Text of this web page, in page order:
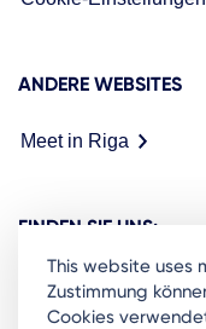
ANDERE WEBSITES
Meet in Riga
FINDEN SIE UNS:
This website uses
Zustimmung
Cookies